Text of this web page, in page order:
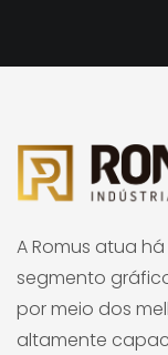
A Romus atua
segmento
por meio dos
altamente